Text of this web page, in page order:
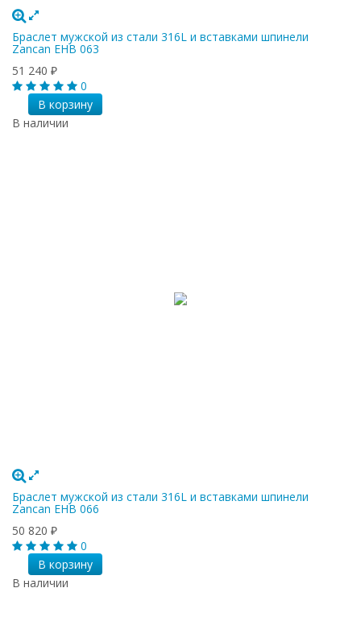
Браслет мужской из стали 316L и вставками шпинели
Zancan EHB 063
51 240 ₽
0
В корзину
В наличии
Браслет мужской из стали 316L и вставками шпинели
Zancan EHB 066
50 820 ₽
0
В корзину
В наличии